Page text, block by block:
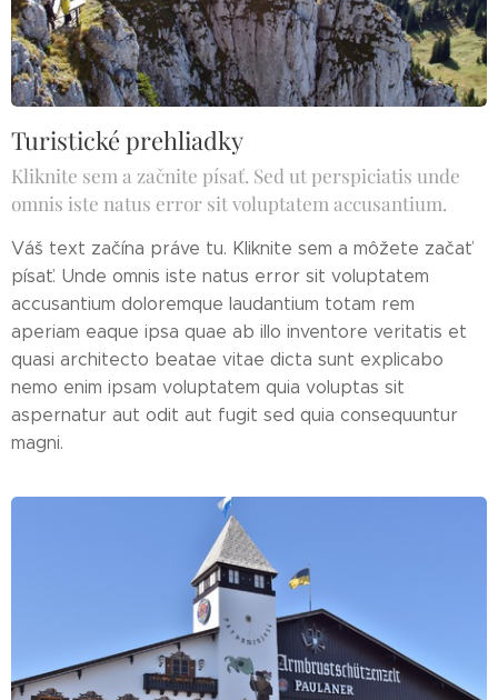
Turistické prehliadky
Kliknite sem a začnite písať. Sed ut perspiciatis unde
omnis iste natus error sit voluptatem accusantium.
Váš text začína práve tu. Kliknite sem a môžete začať
písať. Unde omnis iste natus error sit voluptatem
accusantium doloremque laudantium totam rem
aperiam eaque ipsa quae ab illo inventore veritatis et
quasi architecto beatae vitae dicta sunt explicabo
nemo enim ipsam voluptatem quia voluptas sit
aspernatur aut odit aut fugit sed quia consequuntur
magni.